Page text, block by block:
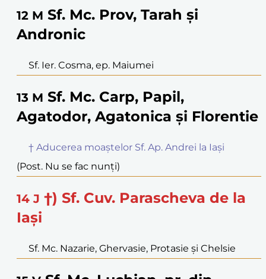
12 M Sf. Mc. Prov, Tarah și
Andronic
Sf. Ier. Cosma, ep. Maiumei
13 M Sf. Mc. Carp, Papil,
Agatodor, Agatonica și Florentie
† Aducerea moaștelor Sf. Ap. Andrei la Iași
(Post. Nu se fac nunți)
14 J †) Sf. Cuv. Parascheva de la
Iași
Sf. Mc. Nazarie, Ghervasie, Protasie și Chelsie